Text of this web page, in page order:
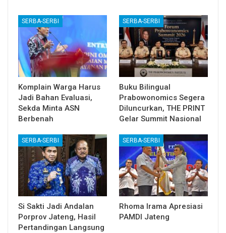
SERBA-SERBI
Komplain Warga Harus
Jadi Bahan Evaluasi,
Sekda Minta ASN
Berbenah
SERBA-SERBI
Buku Bilingual
Prabowonomics Segera
Diluncurkan, THE PRINT
Gelar Summit Nasional
SERBA-SERBI
Si Sakti Jadi Andalan
Porprov Jateng, Hasil
Pertandingan Langsung
SERBA-SERBI
Rhoma Irama Apresiasi
PAMDI Jateng